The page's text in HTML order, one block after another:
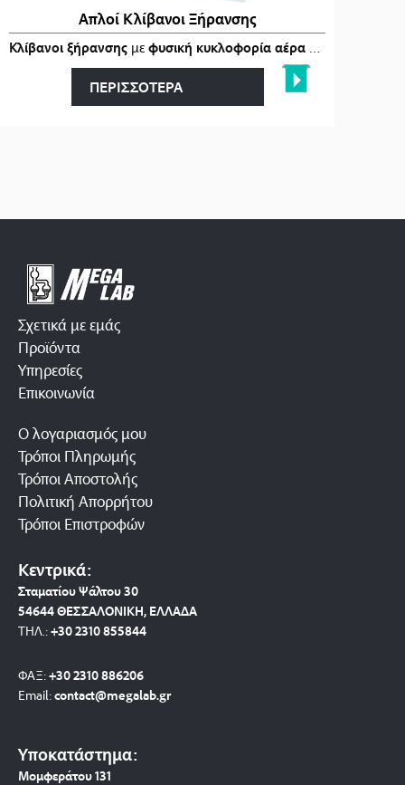
Απλοί Κλίβανοι Ξήρανσης
Κλίβανοι ξήρανσης με φυσική κυκλοφορία αέρα (Gravity-Air)
ΠΕΡΙΣΣΟΤΕΡΑ
Σχετικά με εμάς
Προϊόντα
Υπηρεσίες
Επικοινωνία
Ο λογαριασμός μου
Τρόποι Πληρωμής
Τρόποι Αποστολής
Πολιτική Απορρήτου
Τρόποι Επιστροφών
Κεντρικά:
Σταματίου Ψάλτου 30
54644 ΘΕΣΣΑΛΟΝΙΚΗ, ΕΛΛΑΔΑ
ΤΗΛ.:+30 2310 855844
ΦΑΞ:+30 2310 886206
Email:contact@megalab.gr
Υποκατάστημα:
Μομφεράτου 131